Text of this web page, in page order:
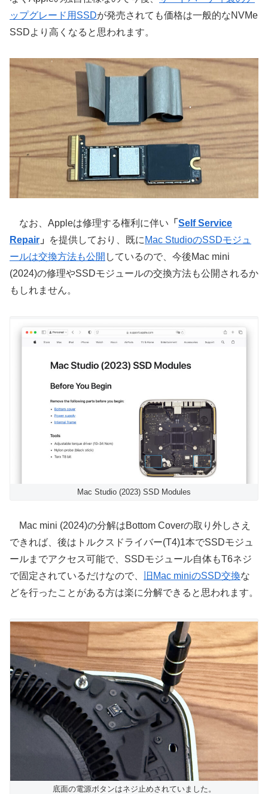
ップグレード用SSDが発売されても価格は一般的なNVMe
SSDより高くなると思われます。
なお、Appleは修理する権利に伴い 「 Self Service
Repair 」 を提供しており、既にMac StudioのSSDモジュ
ールは交換方法も公開 しているので、今後Mac mini
(2024)の修理やSSDモジュールの交換方法も公開されるか
もしれません。
Mac Studio (2023) SSD Modules
Mac mini (2024)の分解はBottom Coverの取り外しさえ
できれば、後はトルクスドライバー(T4)1本でSSDモジュ
ールまでアクセス可能で、SSDモジュール自体もT6ネジ
で固定されているだけなので、
旧Mac miniのSSD交換な
どを行ったことがある方は楽に分解できると思われます。
底面の電源ボタンはネジ止めされていました。